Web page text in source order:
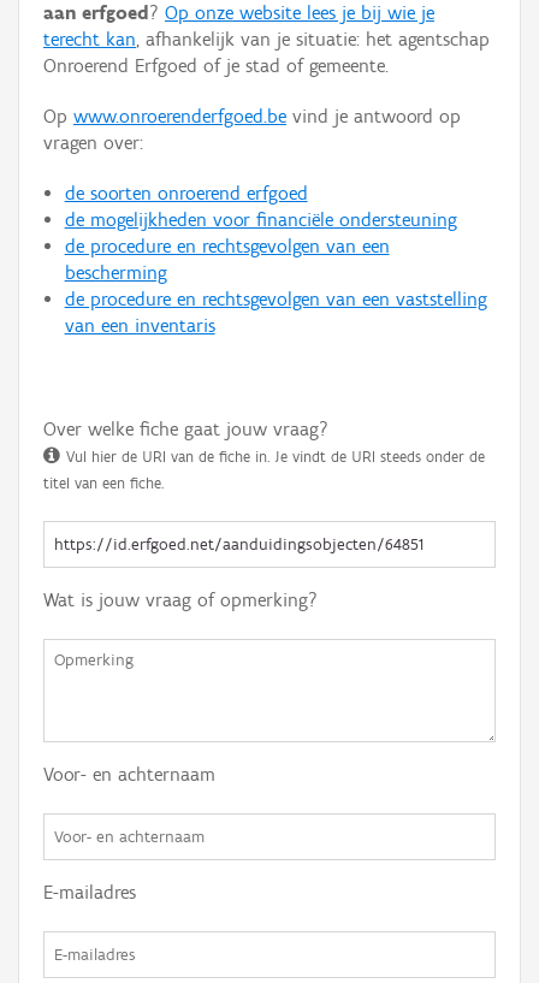
Hergebruik
Aanmelden
aan erfgoed ? Op onze website lees je bij wie je
terecht kan, afhankelijk van je situatie: het agentschap
Onroerend Erfgoed of je stad of gemeente.
Op www.onroerenderfgoed.be vind je antwoord op
vragen over:
de soorten onroerend erfgoed
de mogelijkheden voor financiële ondersteuning
de procedure en rechtsgevolgen van een
bescherming
de procedure en rechtsgevolgen van een vaststelling
van een inventaris
Over welke fiche gaat jouw vraag?
Vul hier de URI van de fiche in. Je vindt de URI steeds onder de
titel van een fiche.
Wat is jouw vraag of opmerking?
Voor- en achternaam
E-mailadres